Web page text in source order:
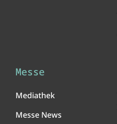
Messe
Mediathek
Messe News